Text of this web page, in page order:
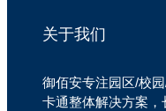
关于我们
御佰安专注园区/校
卡通整体解决方案